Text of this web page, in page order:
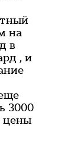
на
в
, и
3000
цены